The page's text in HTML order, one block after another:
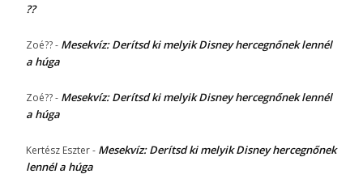
??
Zoé??- Mesekvíz: Derítsd ki melyik Disney hercegnőnek lennél
a húga
Zoé??- Mesekvíz: Derítsd ki melyik Disney hercegnőnek lennél
a húga
Kertész Eszter- Mesekvíz: Derítsd ki melyik Disney hercegnőnek
lennél a húga